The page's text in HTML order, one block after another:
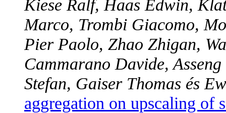
Kiese Ralf, Haas Edwin,
Marco, Trombi Giacomo,
Pier Paolo, Zhao Zhigan,
Cammarano Davide,
Stefan, Gaiser Thomas és
aggregation on upscaling of